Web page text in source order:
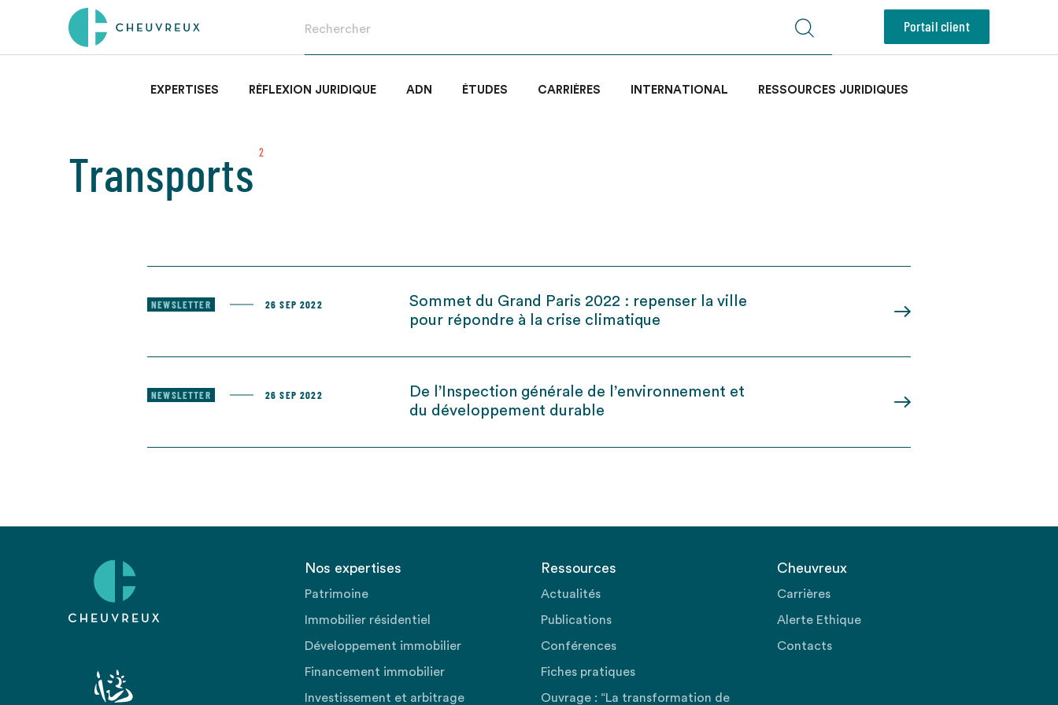
Portail client
EXPERTISES RÉFLEXION JURIDIQUE ADN ÉTUDES CARRIÈRES INTERNATIONAL RESSOURCES JURIDIQUES
Transports 2
NEWSLETTER 26 SEP 2022
Sommet du Grand Paris 2022 : repenser la ville
pour répondre à la crise climatique
NEWSLETTER 26 SEP 2022
De l’Inspection générale de l’environnement et
du développement durable
Nos expertises
Patrimoine
Immobilier résidentiel
Développement immobilier
Financement immobilier
Investissement et arbitrage
Ressources
Actualités
Publications
Conférences
Fiches pratiques
Ouvrage : “La transformation de
Cheuvreux
Carrières
Alerte Ethique
Contacts